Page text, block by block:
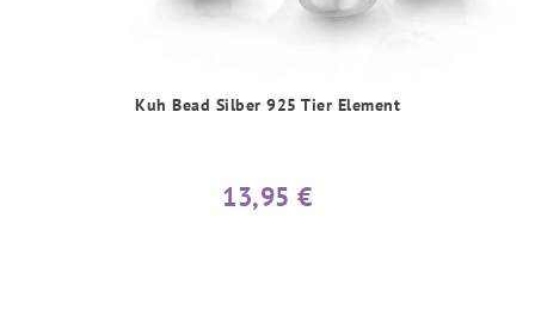
Kuh Bead Silber 925 Tier Element
13,95 €